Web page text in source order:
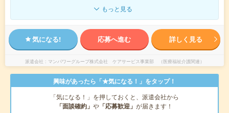
もっと見る
気になる! 応募へ進む 詳しく見る
派遣会社 マンパワーグループ株式会社 ケアサービス事業部 （医療福祉介護関連）
興味があったら「★気になる！」をタップ！
「気になる！」を押しておくと、派遣会社から
「面談確約」 や 「応募歓迎」 が届きます！